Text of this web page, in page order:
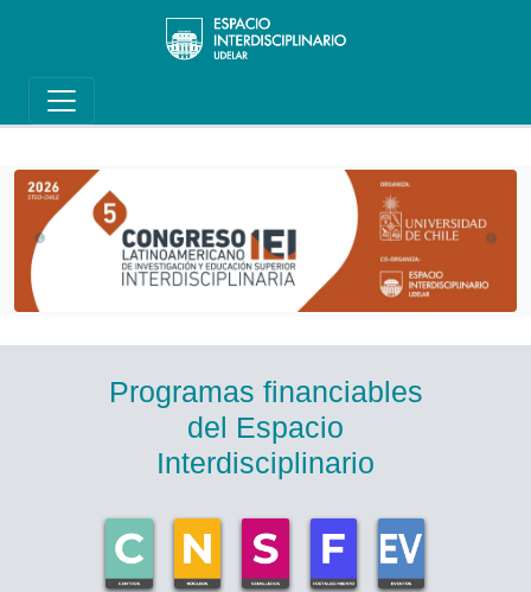
Pasar al contenido principal
Main navigation
Programas financiables
del Espacio
Interdisciplinario